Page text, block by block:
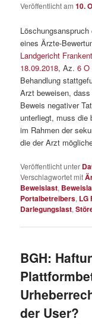
Veröffentlicht am10.
eines Ärzte-
Landgericht
18.09.2018, Az.6 O
Behandlung
Arzt beweisen,
Beweis negativer
unterliegt, muss die
im Rahmen der
die der Arzt
Veröffentlicht unter
Verschlagwortet mit
Beweislast,
Portalbetreibers, LG
Darlegungslast,
BGH:
der User?